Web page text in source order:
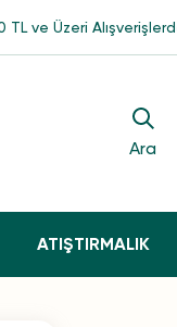
Ara
ATIŞTIRMALIK
TL ve Üzeri